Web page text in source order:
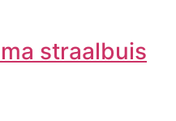
straalbuis